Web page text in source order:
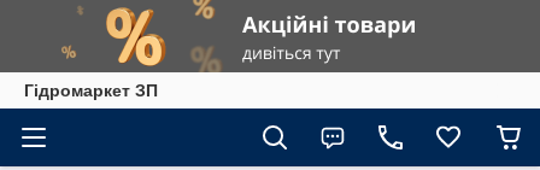
Гiдромаркет ЗП